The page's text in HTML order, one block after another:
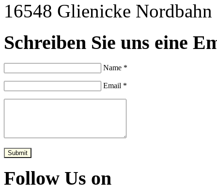
16548 Glienicke Nordbahn
Schreiben Sie uns eine
Name *
Email *
Submit
Follow Us on